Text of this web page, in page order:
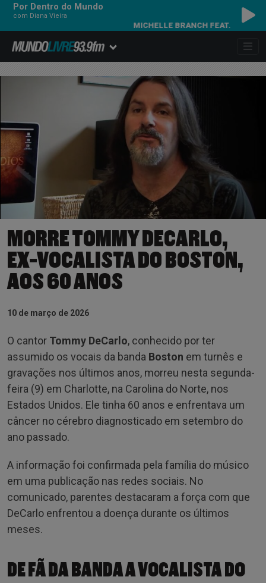
Por Dentro do Mundo
com Diana Vieira
MICHELLE BRANCH FEAT. NEW
MORRE TOMMY DECARLO,
EX-VOCALISTA DO BOSTON,
AOS 60 ANOS
10 de março de 2026
O cantor Tommy DeCarlo, conhecido por ter
assumido os vocais da banda Boston em turnês e
gravações nos últimos anos, morreu nesta segunda-
feira (9) em Charlotte, na Carolina do Norte, nos
Estados Unidos. Ele tinha 60 anos e enfrentava um
câncer no cérebro diagnosticado em setembro do
ano passado.
A informação foi confirmada pela família do músico
em uma publicação nas redes sociais. No
comunicado, parentes destacaram a força com que
DeCarlo enfrentou a doença durante os últimos
meses.
DE FÃ DA BANDA A VOCALISTA DO